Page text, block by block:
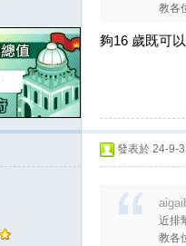
教各
夠16 歲既可
發表於 24-9-
近排
教各